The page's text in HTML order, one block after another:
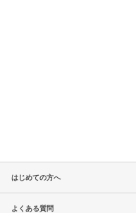
はじめての方へ
よくある質問